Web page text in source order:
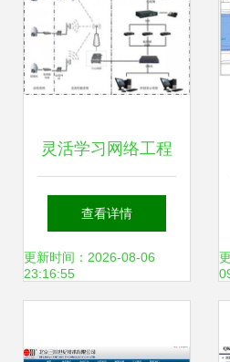
灵活学习网络工程
技能 上海黄浦培训
中心特色解析
查看详情
更新时间：2026-08-06
23:16:55